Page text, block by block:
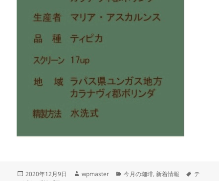
投
2020年12月9日
作
wpmaster
カ
今月の珈琲, 新着情報
タ
テ